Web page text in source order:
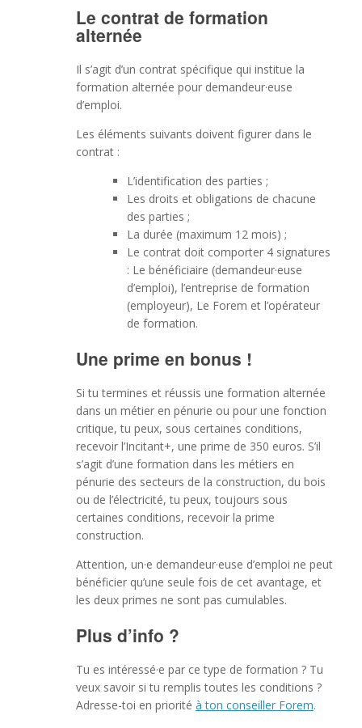
Le contrat de formation
alternée
Il s’agit d’un contrat spécifique qui institue la
formation alternée pour demandeur·euse
d’emploi.
Les éléments suivants doivent figurer dans le
contrat :
L’identification des parties ;
Les droits et obligations de chacune
des parties ;
La durée (maximum 12 mois) ;
Le contrat doit comporter 4 signatures
: Le bénéficiaire (demandeur·euse
d’emploi), l’entreprise de formation
(employeur), Le Forem et l’opérateur
de formation.
Une prime en bonus !
Si tu termines et réussis une formation alternée
dans un métier en pénurie ou pour une fonction
critique, tu peux, sous certaines conditions,
recevoir l’Incitant+, une prime de 350 euros. S’il
s’agit d’une formation dans les métiers en
pénurie des secteurs de la construction, du bois
ou de l’électricité, tu peux, toujours sous
certaines conditions, recevoir la prime
construction.
Attention, un·e demandeur·euse d’emploi ne peut
bénéficier qu’une seule fois de cet avantage, et
les deux primes ne sont pas cumulables.
Plus d’info ?
Tu es intéressé·e par ce type de formation ? Tu
veux savoir si tu remplis toutes les conditions ?
Adresse-toi en priorité à ton conseiller Forem.